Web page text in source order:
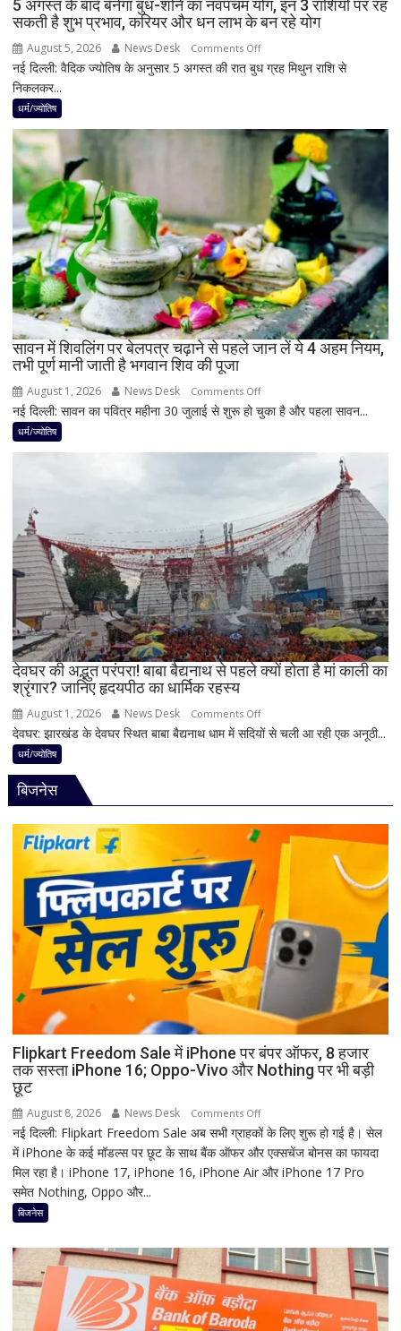
या
नहीं
5 अगस्त के बाद बनेगा बुध-शनि का नवपंचम योग, इन 3 राशियों पर रह
सकती है शुभ प्रभाव, करियर और धन लाभ के बन रहे योग
August 5, 2026 News Desk Comments Offon
5
बाद
बनेगा
बुध-
शनि
नवपंचम
योग,
इन
3
राशियों
पर
रह
प्रभाव,
के
बन
रहे
योग
नई दिल्ली: वैदिक ज्योतिष के अनुसार 5 अगस्त की रात बुध ग्रह मिथुन राशि से
निकलकर...
धर्म/ज्योतिष
सावन में शिवलिंग पर बेलपत्र चढ़ाने से पहले जान लें ये 4 अहम नियम,
तभी पूर्ण मानी जाती है भगवान शिव की पूजा
August 1, 2026 News Desk Comments Offon
सावन
से
पहले
जान
लें
ये
4
अहम
नियम,
मानी
शिव
की
नई दिल्ली: सावन का पवित्र महीना 30 जुलाई से शुरू हो चुका है और पहला सावन...
धर्म/ज्योतिष
देवघर की अद्भुत परंपरा! बाबा बैद्यनाथ से पहले क्यों होता है मां काली का
श्रृंगार? जानिए हृदयपीठ का धार्मिक रहस्य
August 1, 2026 News Desk Comments Offon
देवघर
बैद्यनाथ
होता
है
मां
काली
का
श्रृंगार?
हृदयपीठ
का
रहस्य
देवघर: झारखंड के देवघर स्थित बाबा बैद्यनाथ धाम में सदियों से चली आ रही एक अनूठी...
धर्म/ज्योतिष
बिजनेस
Flipkart Freedom Sale में iPhone पर बंपर ऑफर, 8 हजार
तक सस्ता iPhone 16; Oppo-Vivo और Nothing पर भी बड़ी
छूट
August 8, 2026 News Desk Comments Offon
Flipkart
Freedom
Sale
बंपर
ऑफर,
8
हजार
नई दिल्ली: Flipkart Freedom Sale अब सभी ग्राहकों के लिए शुरू हो गई है। सेल
में iPhone के कई मॉडल्स पर छूट के साथ बैंक ऑफर और एक्सचेंज बोनस का फायदा
मिल रहा है। iPhone 17, iPhone 16, iPhone Air और iPhone 17 Pro
समेत Nothing, Oppo और...
बिजनेस